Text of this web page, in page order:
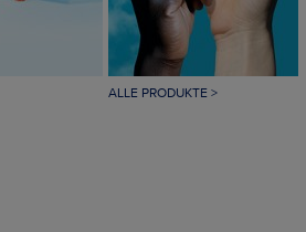
ALLE PRODUKTE >